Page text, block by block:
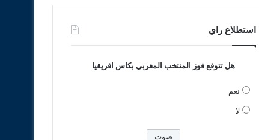
استطلاع راي
هل تتوقع فوز المنتخب المغربي بكاس افريقيا
نعم
لا